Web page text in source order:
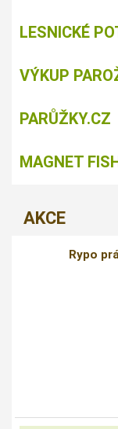
LESNICKÉ
VÝKUP
PARŮŽKY.CZ
MAGNET
AKCE
Rypo